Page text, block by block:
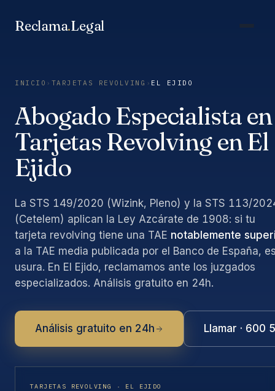
Reclama.Legal
INICIO › TARJETAS REVOLVING › EL EJIDO
Abogado Especialista en
Tarjetas Revolving en El
Ejido
La STS 149/2020 (Wizink, Pleno) y la STS 113/
(Cetelem) aplican la Ley Azcárate de 1908: si tu
tarjeta revolving tiene una TAE notablemente
a la TAE media publicada por el Banco de España,
usura. En El Ejido, reclamamos ante los juzgados
especializados. Análisis gratuito en 24h.
Análisis gratuito en 24h Llamar · 600
TARJETAS REVOLVING · EL EJIDO